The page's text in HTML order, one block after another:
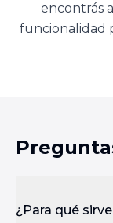
encontrás
funcionalidad
¿Para qué